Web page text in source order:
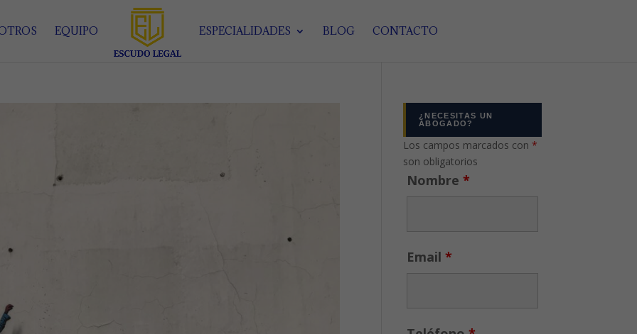
EQUIPO ESPECIALIDADES BLOG CONTACTO
¿NECESITAS UN
ABOGADO?
Los campos marcados con*
son obligatorios
Nombre*
Email*